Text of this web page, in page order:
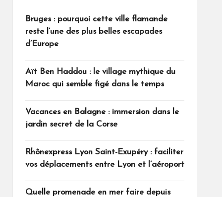
Bruges : pourquoi cette ville flamande
reste l’une des plus belles escapades
d’Europe
Aït Ben Haddou : le village mythique du
Maroc qui semble figé dans le temps
Vacances en Balagne : immersion dans le
jardin secret de la Corse
Rhônexpress Lyon Saint-Exupéry : faciliter
vos déplacements entre Lyon et l’aéroport
Quelle promenade en mer faire depuis